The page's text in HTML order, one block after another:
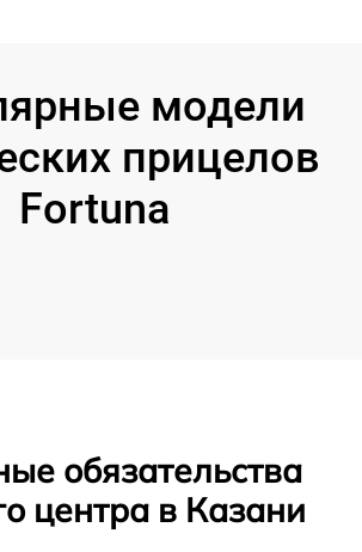
модели
прицелов
Fortuna
обязательства
центра в Казани